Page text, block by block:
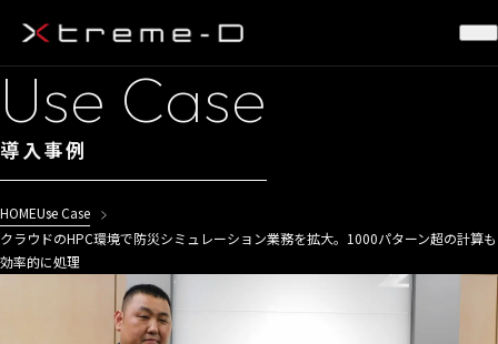
Use Case
導入事例
HOMEUse Case
クラウドのHPC環境で防災シミュレーション業務を拡大。1000パターン超の計算も
効率的に処理